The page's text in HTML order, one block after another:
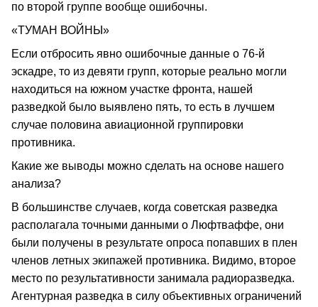
по второй группе вообще ошибочны.
«ТУМАН ВОЙНЫ»
Если отбросить явно ошибочные данные о 76-й
эскадре, то из девяти групп, которые реально могли
находиться на южном участке фронта, нашей
разведкой было выявлено пять, то есть в лучшем
случае половина авиационной группировки
противника.
Какие же выводы можно сделать на основе нашего
анализа?
В большинстве случаев, когда советская разведка
располагала точными данными о Люфтваффе, они
были получены в результате опроса попавших в плен
членов летных экипажей противника. Видимо, второе
место по результативности занимала радиоразведка.
Агентурная разведка в силу объективных ограничений